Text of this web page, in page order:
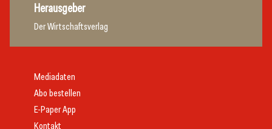
Herausgeber
Der Wirtschaftsverlag
Mediadaten
Abo bestellen
E-Paper App
Kontakt